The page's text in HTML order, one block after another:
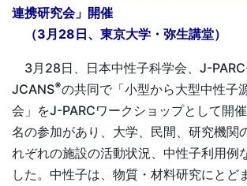
連携研究会」開催
（3月28日、東京大学・弥生講堂）
3月28日、日本中性子科学会、J-
JCANS※の共同で「小型から大型中性子
会」をJ-PARCワークショップとして開
名の参加があり、大学、民間、研究機関
れぞれの施設の活動状況、中性子利用例
した。中性子は、物質・材料研究にとど